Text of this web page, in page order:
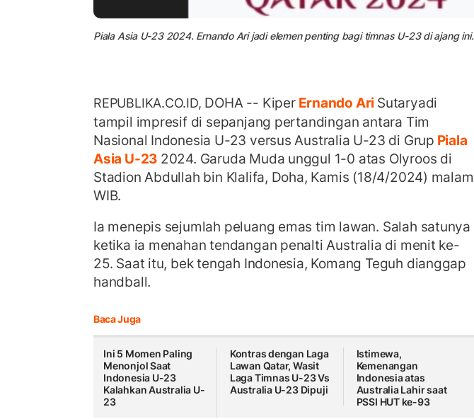
Piala Asia U-23 2024. Ernando Ari jadi elemen penting bagi timnas U-23 di ajang ini.
REPUBLIKA.CO.ID, DOHA -- KiperErnando Ari Sutaryadi
tampil impresif di sepanjang pertandingan antara Tim
Nasional Indonesia U-23 versus Australia U-23 di Grup Piala
Asia U-23 2024. Garuda Muda unggul 1-0 atas Olyroos di
Stadion Abdullah bin Klalifa, Doha, Kamis (18/4/2024) malam
WIB.
Ia menepis sejumlah peluang emas tim lawan. Salah satunya
ketika ia menahan tendangan penalti Australia di menit ke-
25. Saat itu, bek tengah Indonesia, Komang Teguh dianggap
handball.
Baca Juga
Ini 5 Momen Paling
Menonjol Saat
Indonesia U-23
Kalahkan Australia U-
23
Kontras dengan Laga
Lawan Qatar, Wasit
Laga Timnas U-23 Vs
Australia U-23 Dipuji
Istimewa,
Kemenangan
Indonesia atas
Australia Lahir saat
PSSI HUT ke-93